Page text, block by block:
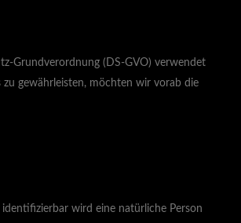
Grundverordnung (DS-GVO) verwendet
gewährleisten, möchten wir vorab die
wird eine natürliche Person